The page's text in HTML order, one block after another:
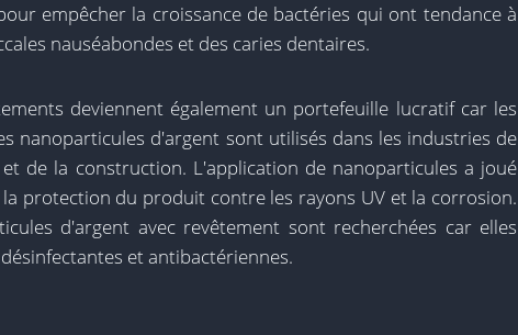
empêcher la croissance de bactéries qui ont tendance à
nauséabondes et des caries dentaires.
deviennent également un portefeuille lucratif car les
nanoparticules d'argent sont utilisés dans les industries de
de la construction. L'application de nanoparticules a joué
protection du produit contre les rayons UV et la corrosion.
d'argent avec revêtement sont recherchées car elles
et antibactériennes.